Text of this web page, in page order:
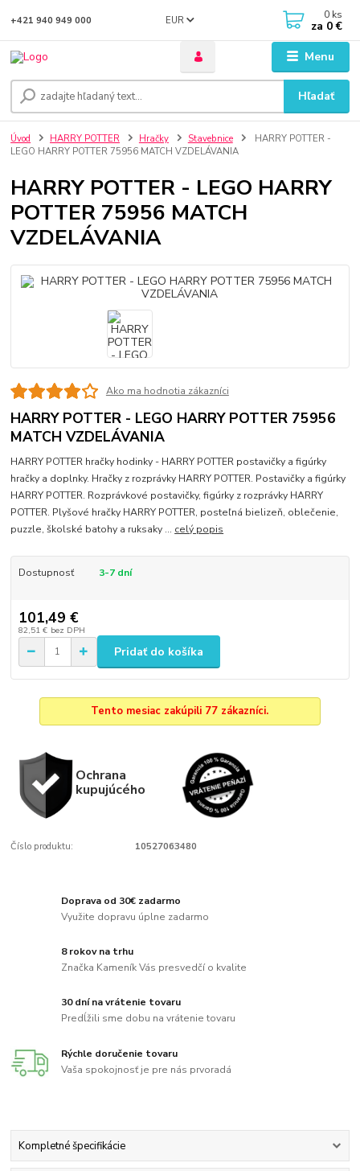
Menu
EUR
Hľadať
+421 940 949 000 0 ks
za 0 €
Úvod HARRY POTTER Hračky Stavebnice
HARRY POTTER -
LEGO HARRY POTTER 75956 MATCH VZDELÁVANIA
HARRY POTTER - LEGO HARRY
POTTER 75956 MATCH
VZDELÁVANIA
Ako ma hodnotia zákazníci
HARRY POTTER - LEGO HARRY POTTER 75956
MATCH VZDELÁVANIA
HARRY POTTER hračky hodinky - HARRY POTTER postavičky a figúrky
hračky a doplnky. Hračky z rozprávky HARRY POTTER. Postavičky a figúrky
HARRY POTTER. Rozprávkové postavičky, figúrky z rozprávky HARRY
POTTER. Plyšové hračky HARRY POTTER, posteľná bielizeň, oblečenie,
puzzle, školské batohy a ruksaky ... celý popis
Dostupnosť 3-7 dní
101,49 €
82,51 € bez DPH
Pridať do košíka
Tento mesiac zakúpili 77 zákazníci.
Ochrana
kupujúcého
Číslo produktu: 10527063480
Doprava od 30€ zadarmo
Využite dopravu úplne zadarmo
8 rokov na trhu
Značka Kameník Vás presvedčí o kvalite
30 dní na vrátenie tovaru
Predĺžili sme dobu na vrátenie tovaru
Rýchle doručenie tovaru
Vaša spokojnosť je pre nás prvoradá
Kompletné špecifikácie